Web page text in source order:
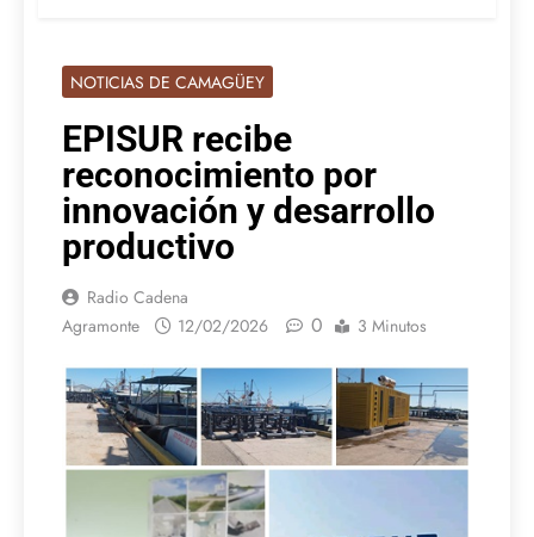
NOTICIAS DE CAMAGÜEY
EPISUR recibe
reconocimiento por
innovación y desarrollo
productivo
Radio Cadena
Agramonte
12/02/2026 0 3 Minutos